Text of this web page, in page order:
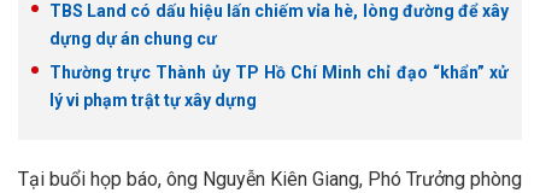
TBS Land có dấu hiệu lấn chiếm vỉa hè, lòng đường để xây
dựng dự án chung cư
Thường trực Thành ủy TP Hồ Chí Minh chỉ đạo “khẩn” xử
lý vi phạm trật tự xây dựng
Tại buổi họp báo, ông Nguyễn Kiên Giang, Phó Trưởng phòng